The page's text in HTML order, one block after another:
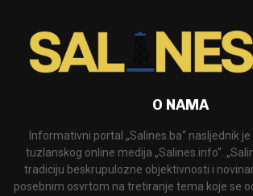
O NAMA
Informativni portal „Salines.ba“ nasljednik
tuzlanskog online medija „Salines.info“.
tradiciju beskrupulozne objektivnosti i
posebnim osvrtom na tretiranje tema koje se